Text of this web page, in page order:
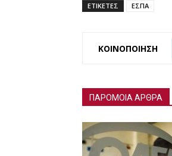
ΕΤΙΚΕΤΕΣ ΕΣΠΑ
ΚΟΙΝΟΠΟΙΗΣΗ
ΠΑΡΟΜΟΙΑ ΑΡΘΡΑ